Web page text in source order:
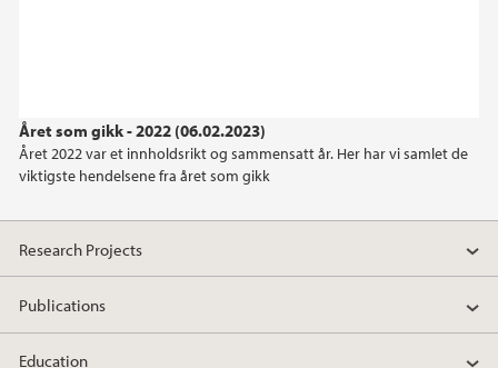
Året som gikk - 2022 (06.02.2023)
Året 2022 var et innholdsrikt og sammensatt år. Her har vi samlet de
viktigste hendelsene fra året som gikk
2020
2019
Research Projects
Publications
Education